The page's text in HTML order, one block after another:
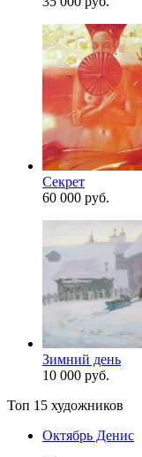
Секрет
60 000 руб.
Зимний день
10 000 руб.
Топ 15 художников
Октябрь Денис